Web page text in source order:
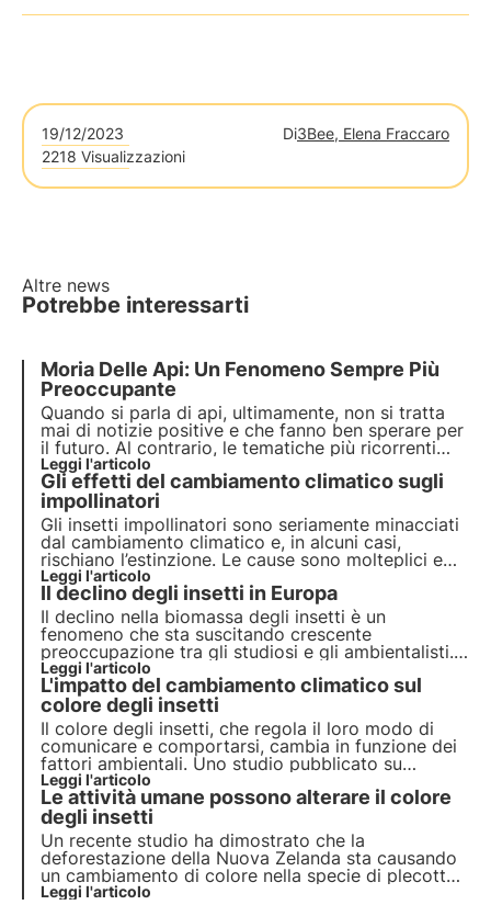
19/12/2023 Di3Bee, Elena Fraccaro
2218 Visualizzazioni
Altre news
Potrebbe interessarti
Moria Delle Api: Un Fenomeno Sempre Più
Preoccupante
Quando si parla di api, ultimamente, non si tratta
mai di notizie positive e che fanno ben sperare per
il futuro. Al contrario, le tematiche più ricorrenti
sono i pericoli che minano la loro sopravvivenza, le
stagioni non favorevoli alla produzione di miele,
nuove malattie e nuovi parassiti.
Leggi l'articolo
Gli effetti del cambiamento climatico sugli
impollinatori
Gli insetti impollinatori sono seriamente minacciati
dal cambiamento climatico e, in alcuni casi,
rischiano l’estinzione. Le cause sono molteplici e
possono coinvolgere direttamente gli insetti o
indirettamente le piante che visitano. Ma quali
sono gli effetti? Scopriamolo in questo articolo.
Leggi l'articolo
Il declino degli insetti in Europa
Il declino nella biomassa degli insetti è un
fenomeno che sta suscitando crescente
preoccupazione tra gli studiosi e gli ambientalisti.
Gli insetti, spesso trascurati ma fondamentali per
l'equilibrio degli ecosistemi, stanno scomparendo a
un ritmo allarmante in molte parti del mondo.
Leggi l'articolo
L'impatto del cambiamento climatico sul
colore degli insetti
Il colore degli insetti, che regola il loro modo di
comunicare e comportarsi, cambia in funzione dei
fattori ambientali. Uno studio pubblicato su
Ecology & Evolution esamina come il cambiamento
climatico influisca su questi colori, influenzando
comunicazione, riproduzione e adattamenti
fisiologici.
Leggi l'articolo
Le attività umane possono alterare il colore
degli insetti
Un recente studio ha dimostrato che la
deforestazione della Nuova Zelanda sta causando
un cambiamento di colore nella specie di plecotteri
Zelandoperla fenestrata
Leggi l'articolo